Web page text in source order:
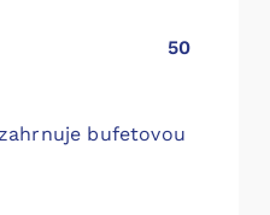
pobytu 50
bufetovou